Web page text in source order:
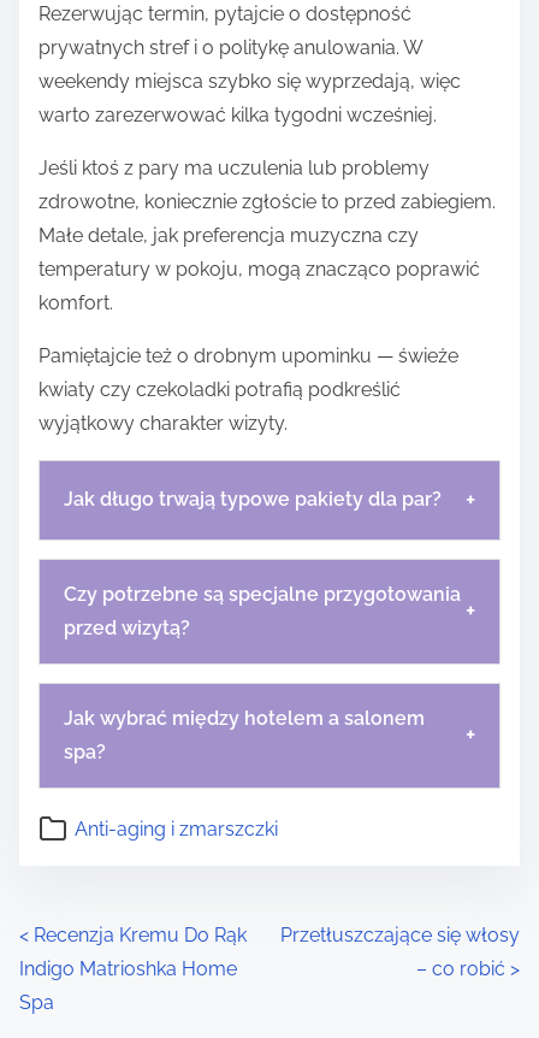
Rezerwując termin, pytajcie o dostępność
prywatnych stref i o politykę anulowania. W
weekendy miejsca szybko się wyprzedają, więc
warto zarezerwować kilka tygodni wcześniej.
Jeśli ktoś z pary ma uczulenia lub problemy
zdrowotne, koniecznie zgłoście to przed zabiegiem.
Małe detale, jak preferencja muzyczna czy
temperatury w pokoju, mogą znacząco poprawić
komfort.
Pamiętajcie też o drobnym upominku — świeże
kwiaty czy czekoladki potrafią podkreślić
wyjątkowy charakter wizyty.
Jak długo trwają typowe pakiety dla par? +
Czy potrzebne są specjalne przygotowania
przed wizytą?
+
Jak wybrać między hotelem a salonem
spa?
+
Anti-aging i zmarszczki
P
o
< Recenzja Kremu Do Rąk
Indigo Matrioshka Home
Spa
Przetłuszczające się włosy
– co robić >